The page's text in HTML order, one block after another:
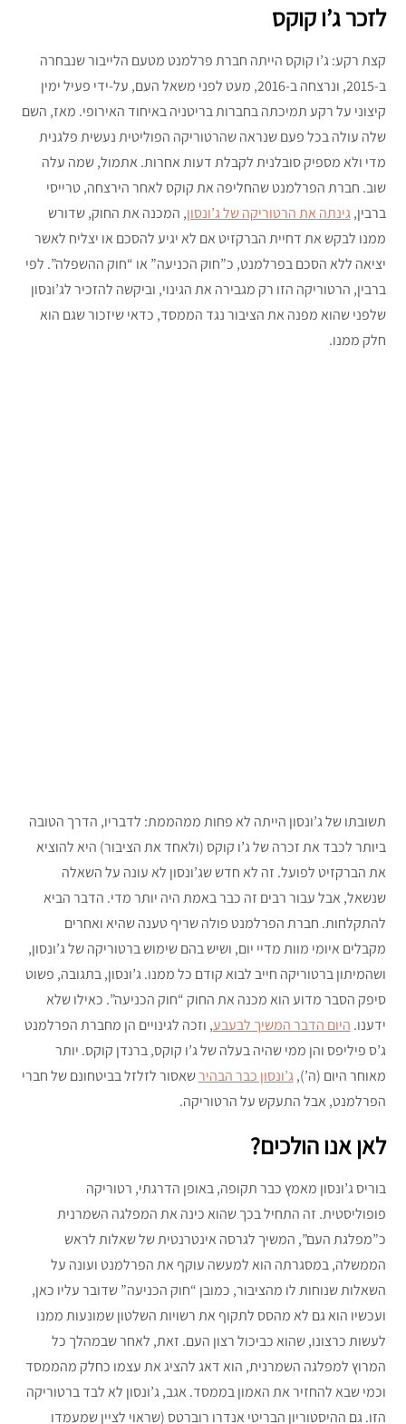
לזכר ג’ו קוקס
קצת רקע: ג’ו קוקס הייתה חברת פרלמנט מטעם הלייבור שנבחרה
ב-2015, ונרצחה ב-2016, מעט לפני משאל העם, על-ידי פעיל ימין
קיצוני על רקע תמיכתה בחברות בריטניה באיחוד האירופי. מאז, השם
שלה עולה בכל פעם שנראה שהרטוריקה הפוליטית נעשית פלגנית
מדי ולא מספיק סובלנית לקבלת דעות אחרות. אתמול, שמה עלה
שוב. חברת הפרלמנט שהחליפה את קוקס לאחר הירצחה, טרייסי
ברבין, גינתה את הרטוריקה של ג’ונסון, המכנה את החוק, שדורש
ממנו לבקש את דחיית הברקזיט אם לא יגיע להסכם או יצליח לאשר
יציאה ללא הסכם בפרלמנט, כ”חוק הכניעה” או “חוק ההשפלה”. לפי
ברבין, הרטוריקה הזו רק מגבירה את הגינוי, וביקשה להזכיר לג’ונסון
שלפני שהוא מפנה את הציבור נגד הממסד, כדאי שיזכור שגם הוא
חלק ממנו.
תשובתו של ג’ונסון הייתה לא פחות ממהממת: לדבריו, הדרך הטובה
ביותר לכבד את זכרה של ג’ו קוקס (ולאחד את הציבור) היא להוציא
את הברקזיט לפועל. זה לא חדש שג’ונסון לא עונה על השאלה
שנשאל, אבל עבור רבים זה כבר באמת היה יותר מדי. הדבר הביא
להתקלחות. חברת הפרלמנט פולה שריף טענה שהיא ואחרים
מקבלים איומי מוות מדיי יום, ושיש בהם שימוש ברטוריקה של ג’ונסון,
ושהמיתון ברטוריקה חייב לבוא קודם כל ממנו. ג’ונסון, בתגובה, פשוט
סיפק הסבר מדוע הוא מכנה את החוק “חוק הכניעה”. כאילו שלא
ידענו. היום הדבר המשיך לבעבע, וזכה לגינויים הן מחברת הפרלמנט
ג’ס פיליפס והן ממי שהיה בעלה של ג’ו קוקס, ברנדן קוקס. יותר
מאוחר היום (ה’), ג’ונסון כבר הבהירשאסור לזלזל בביטחונם של חברי
הפרלמנט, אבל התעקש על הרטוריקה.
לאן אנו הולכים?
בוריס ג’ונסון מאמץ כבר תקופה, באופן הדרגתי, רטוריקה
פופוליסטית. זה התחיל בכך שהוא כינה את המפלגה השמרנית
כ”מפלגת העם”, המשיך לגרסה אינטרנטית של שאלות לראש
הממשלה, במסגרתה הוא למעשה עוקף את הפרלמנט ועונה על
השאלות שנוחות לו מהציבור, כמובן “חוק הכניעה” שדובר עליו כאן,
ועכשיו הוא גם לא מהסס לתקוף את רשויות השלטון שמונעות ממנו
לעשות כרצונו, שהוא כביכול רצון העם. זאת, לאחר שבמהלך כל
המרוץ למפלגה השמרנית, הוא דאג להציג את עצמו כחלק מהממסד
וכמי שבא להחזיר את האמון בממסד. אגב, ג’ונסון לא לבד ברטוריקה
הזו. גם ההיסטוריון הבריטי אנדרו רוברטס (שראוי לציין שמעמדו